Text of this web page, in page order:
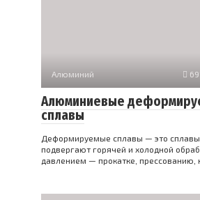
Алюминий
Алюминиевые
сплавы
Деформируемые сплавы — это
подвергают горячей и холодной
давлением — прокатке, прессованию,